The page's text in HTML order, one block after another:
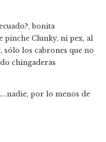
bonita
pinche Clunky, ni pex, al
sólo los cabrones que no
chingaderas
por lo menos de